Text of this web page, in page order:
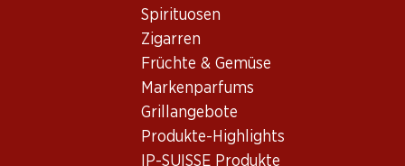
Spirituosen
Zigarren
Früchte & Gemüse
Markenparfums
Grillangebote
Produkte-Highlights
IP-SUISSE Produkte
Villa Annaberta Lugana
DOC